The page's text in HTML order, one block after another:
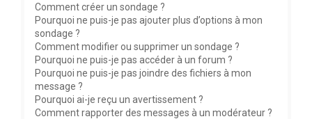
Comment créer un sondage ?
Pourquoi ne puis-je pas ajouter plus d’options à mon
sondage ?
Comment modifier ou supprimer un sondage ?
Pourquoi ne puis-je pas accéder à un forum ?
Pourquoi ne puis-je pas joindre des fichiers à mon
message ?
Pourquoi ai-je reçu un avertissement ?
Comment rapporter des messages à un modérateur ?